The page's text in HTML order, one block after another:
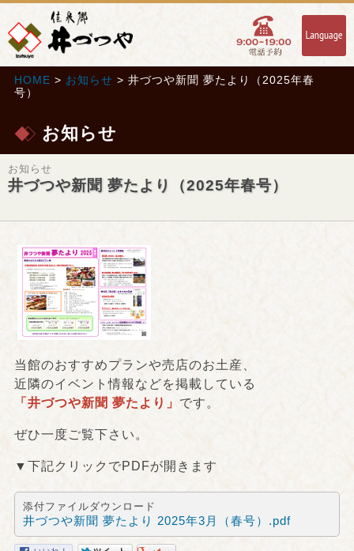
HOME > お知らせ > 井づつや新聞 夢たより（2025年春
号）
お知らせ
お知らせ
井づつや新聞 夢たより（2025年春号）
当館のおすすめプランや売店のお土産、
近隣のイベント情報などを掲載している
「井づつや新聞 夢たより」 です。
ぜひ一度ご覧下さい。
▼下記クリックでPDFが開きます
添付ファイルダウンロード
井づつや新聞 夢たより 2025年3月（春号）.pdf